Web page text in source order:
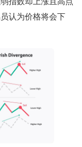
认为价格将会下